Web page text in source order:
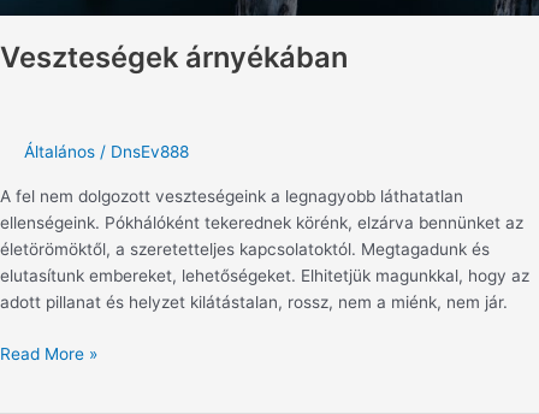
Veszteségek árnyékában
Általános / DnsEv888
A fel nem dolgozott veszteségeink a legnagyobb láthatatlan
ellenségeink. Pókhálóként tekerednek körénk, elzárva bennünket az
életörömöktől, a szeretetteljes kapcsolatoktól. Megtagadunk és
elutasítunk embereket, lehetőségeket. Elhitetjük magunkkal, hogy az
adott pillanat és helyzet kilátástalan, rossz, nem a miénk, nem jár.
Read More »